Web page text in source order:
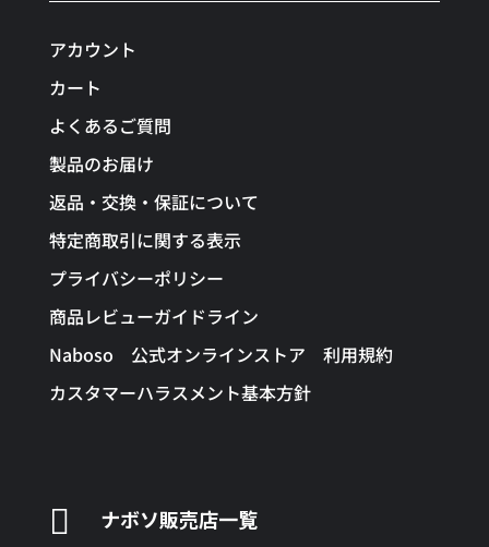
アカウント
カート
よくあるご質問
製品のお届け
返品・交換・保証について
特定商取引に関する表示
プライバシーポリシー
商品レビューガイドライン
Naboso 公式オンラインストア 利用規約
カスタマーハラスメント基本方針
 ナボソ販売店一覧